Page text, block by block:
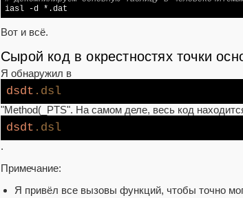
iasl -d *.dat
Вот и всё.
Сырой код в окрестностях точки
Я обнаружил в
dsdt .dsl
"Method(_PTS". На самом деле, весь код
dsdt .dsl
.
Примечание:
Я привёл все вызовы функций, чтобы точно